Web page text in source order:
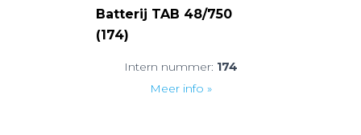
Batterij TAB 48/750
(174)
Intern nummer: 174
Meer info »